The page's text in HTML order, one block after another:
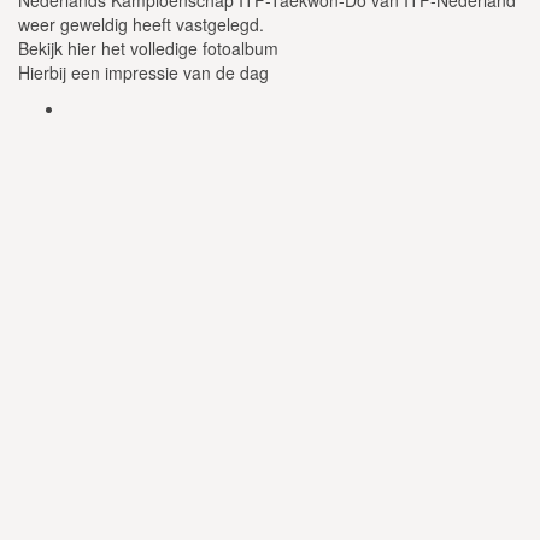
weer geweldig heeft vastgelegd.
Bekijk hier het volledige fotoalbum
Hierbij een impressie van de dag